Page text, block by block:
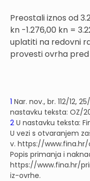
Preostali iznos od
kn -1.276,00 kn =
uplatiti na redovni
provesti ovrha
1 Nar. nov., br. 112/12,
nastavku teksta: OZ/
2 U nastavku teksta:
U vezi s otvaranjem
v. https://
Popis primanja i
https://www.fina.hr/
iz-ovrhe.